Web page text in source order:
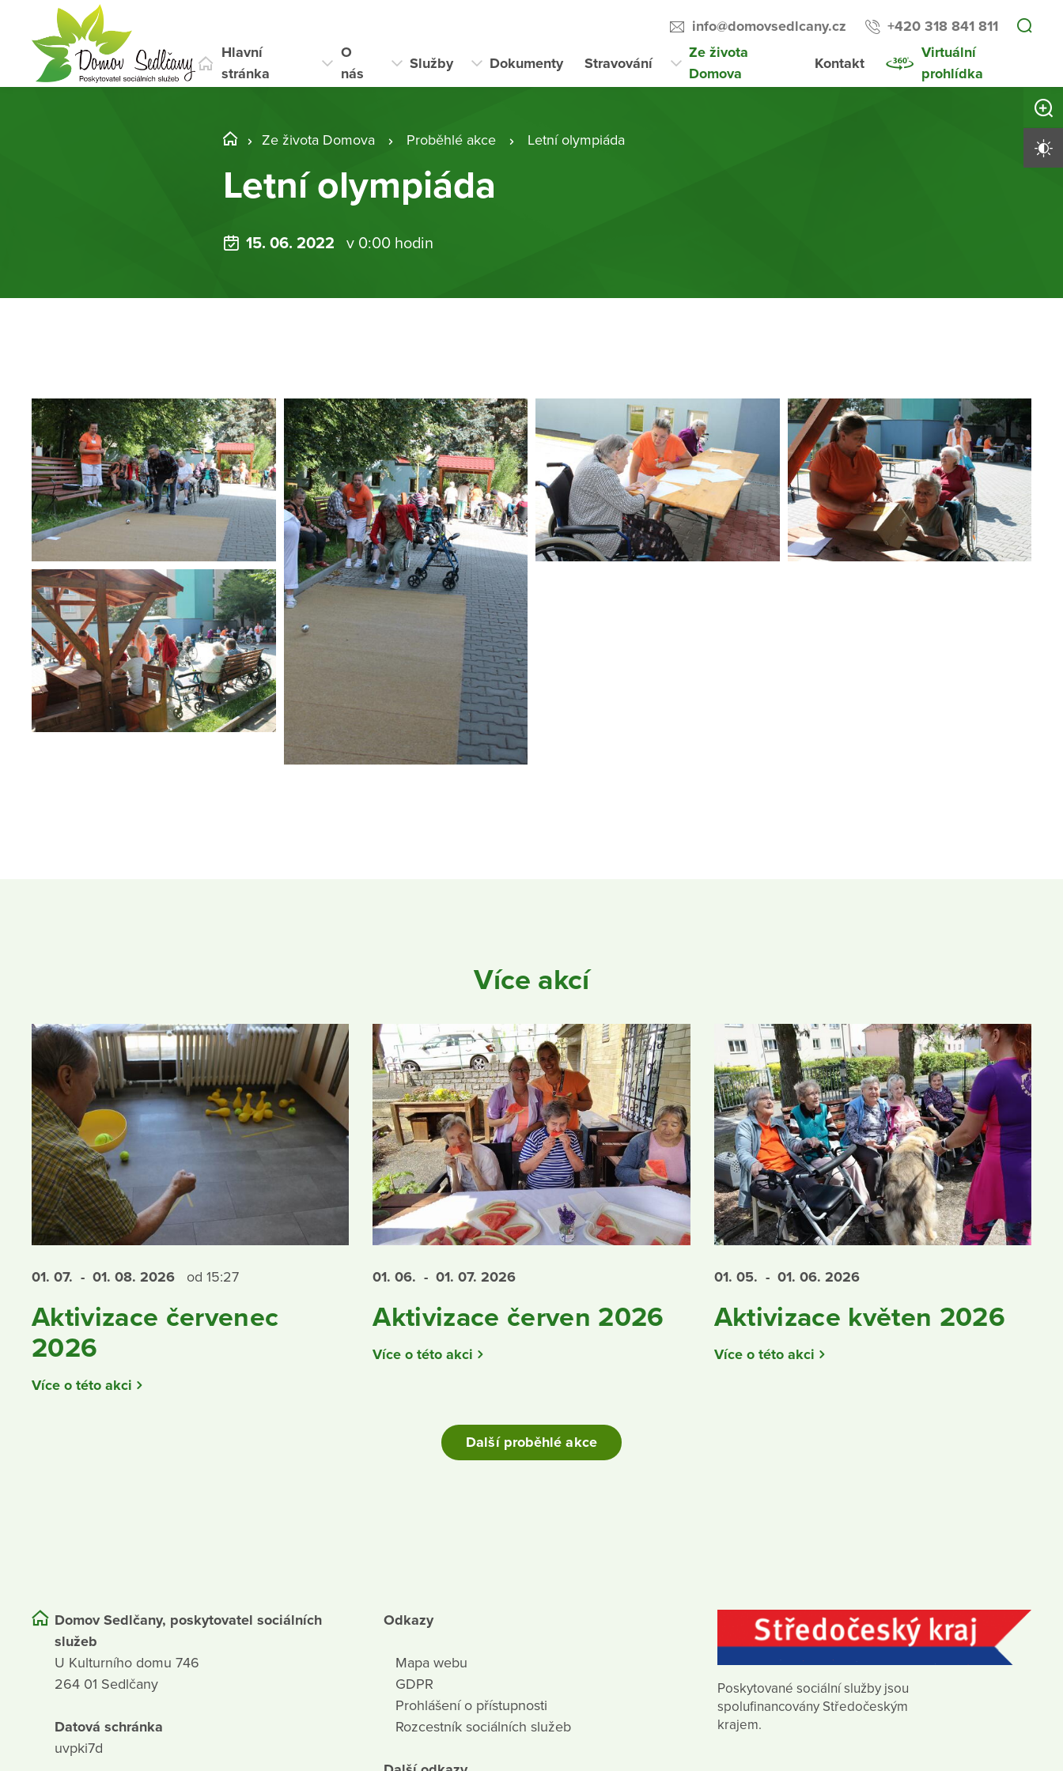
info@domovsedlcany.cz
+420 318 841 811
Hlavní
stránka
O
nás
Služby Dokumenty Stravování
Ze života
Domova
Kontakt
Virtuální
prohlídka
Ze života Domova Proběhlé akce Letní olympiáda
Letní olympiáda
15. 06. 2022 v 0:00 hodin
Více akcí
01. 07. - 01. 08. 2026 od 15:27
Aktivizace červenec
2026
Více o této akci
01. 06. - 01. 07.2026
Aktivizace červen 2026
Více o této akci
01. 05. - 01. 06. 2026
Aktivizace květen 2026
Více o této akci
Další proběhlé akce
Domov Sedlčany, poskytovatel sociálních
služeb
U Kulturního domu 746
264 01 Sedlčany
Datová schránka
uvpki7d
Odkazy
Mapa webu
GDPR
Prohlášení o přístupnosti
Rozcestník sociálních služeb
Poskytované sociální služby jsou
spolufinancovány Středočeským
krajem.